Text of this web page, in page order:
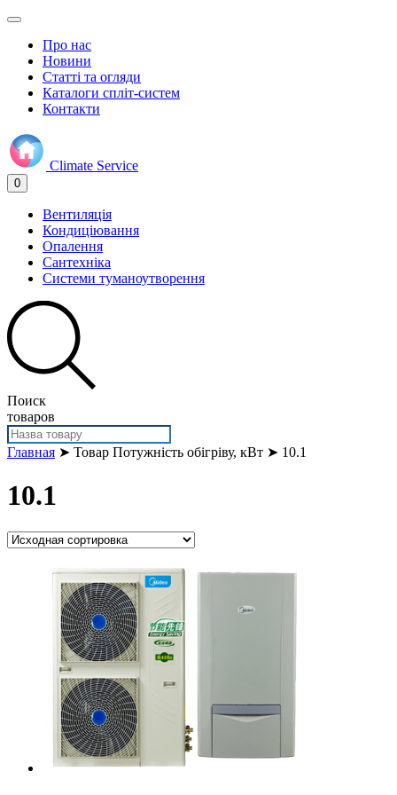
Про нас
Новини
Статті та огляди
Каталоги спліт-систем
Контакти
Climate Service
0
Вентиляція
Кондиціювання
Опалення
Сантехніка
Системи туманоутворення
Поиск
товаров
Главная ➤ Товар Потужність обігріву, кВт ➤ 10.1
10.1